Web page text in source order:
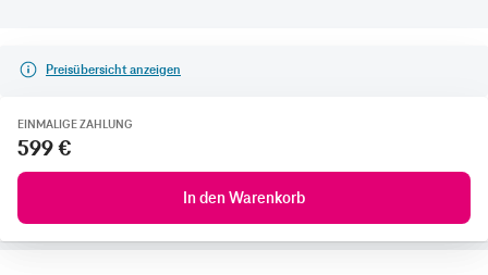
Preisübersicht anzeigen
EINMALIGE ZAHLUNG
599 €
In den Warenkorb